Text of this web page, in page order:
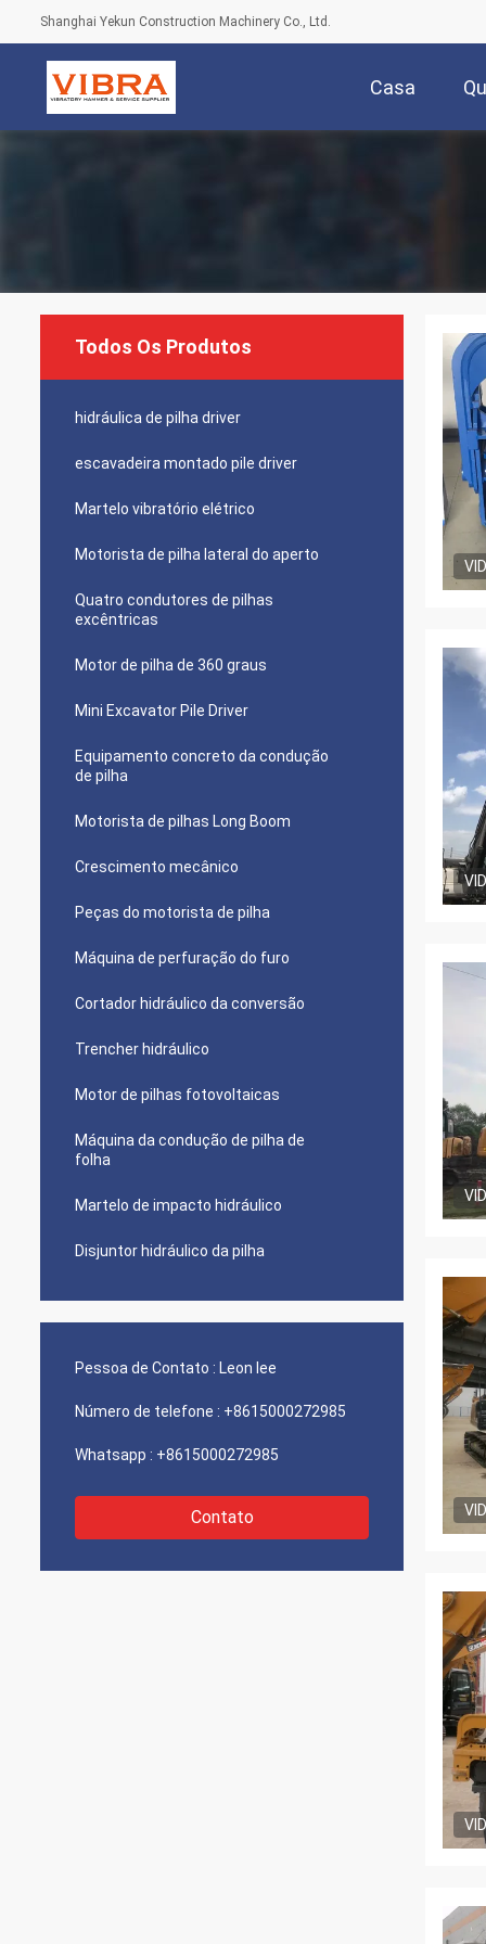
Shanghai Yekun Construction Machinery Co., Ltd.
Casa
Todos Os Produtos
hidráulica de pilha driver
escavadeira montado pile driver
Martelo vibratório elétrico
Motorista de pilha lateral do aperto
Quatro condutores de pilhas
excêntricas
Motor de pilha de 360 graus
Mini Excavator Pile Driver
Equipamento concreto da condução
de pilha
Motorista de pilhas Long Boom
Crescimento mecânico
Peças do motorista de pilha
Máquina de perfuração do furo
Cortador hidráulico da conversão
Trencher hidráulico
Motor de pilhas fotovoltaicas
Máquina da condução de pilha de
folha
Martelo de impacto hidráulico
Disjuntor hidráulico da pilha
Pessoa de Contato : Leon lee
Número de telefone : +8615000272985
Whatsapp : +8615000272985
Contato